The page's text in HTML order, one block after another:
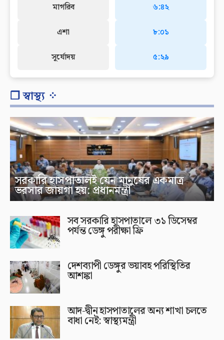
মাগরিব
এশা
সূর্যোদয়
৬:৪২
৮:০১
৫:২৯
❐ স্বাস্থ্য ⁘
সরকারি হাসপাতালই যেন মানুষের একমাত্র
ভরসার জায়গা হয়: প্রধানমন্ত্রী
সব সরকারি হাসপাতালে ৩১ ডিসেম্বর
পর্যন্ত ডেঙ্গু পরীক্ষা ফ্রি
দেশব্যাপী ডেঙ্গুর ভয়াবহ পরিস্থিতির
আশঙ্কা
আদ-দ্বীন হাসপাতালের অন্য শাখা চলতে
বাধা নেই: স্বাস্থ্যমন্ত্রী